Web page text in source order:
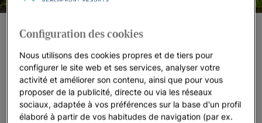
Iberostar Beachfront Resorts : vos vacances
dans les meilleurs hôtels
Chez Iberostar, nous ne laissons rien au hasard lorsqu’il s’agit
de nos resorts en bord de mer. Nous pensons à tout : des
emplacements à couper le souffle, un service chaleureux et
attentionné, et une véritable connection avec les océans. Le
Configuration des cookies
Nous utilisons des cookies propres et de tiers pour
configurer le site web et ses services, analyser votre
activité et améliorer son contenu, ainsi que pour vous
proposer de la publicité, directe ou via les réseaux
sociaux, adaptée à vos préférences sur la base d'un profil
élaboré à partir de vos habitudes de navigation (par ex.